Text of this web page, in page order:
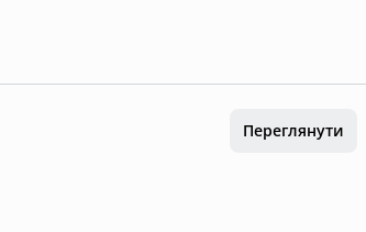
Переглянути